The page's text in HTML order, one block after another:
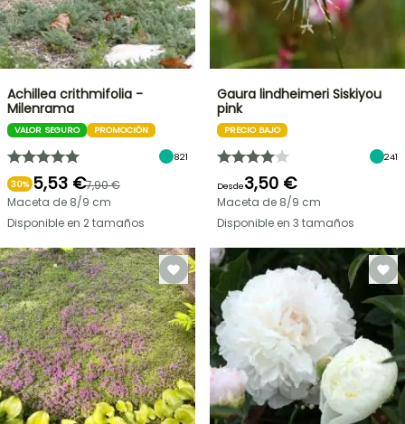
Achillea crithmifolia -
Milenrama
VALOR SEGURO PROMOCIÓN
821
30% 5,53 €7,90 €
Maceta de 8/9 cm
Disponible en 2 tamaños
Gaura lindheimeri Siskiyou
pink
PRECIO BAJO
241
Desde3,50 €
Maceta de 8/9 cm
Disponible en 3 tamaños